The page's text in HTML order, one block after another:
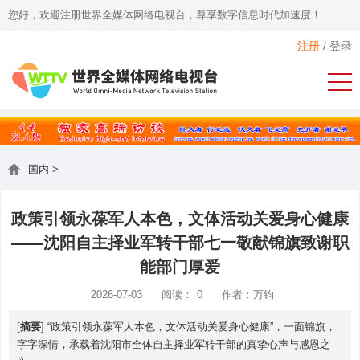
您好，欢迎注册世界全媒体网络电视台，尊享数字信息时代加速度！
注册 / 登录
国内 >
政策引领永葆军人本色，文体活动关爱身心健康
——沈阳自主择业军转干部七一敬献锦旗致谢职
能部门厚爱
2026-07-03 阅读： 0 作者：万钧
[摘要] “政策引领永葆军人本色，文体活动关爱身心健康”，一面锦旗，
字字深情，承载着沈阳市全体自主择业军转干部的真挚心声与感恩之